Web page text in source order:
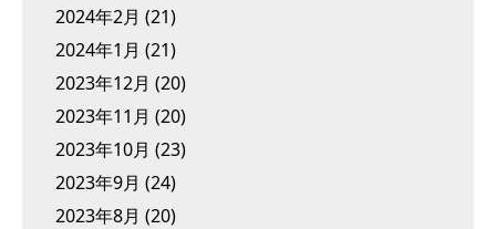
2024年2月 (21)
2024年1月 (21)
2023年12月 (20)
2023年11月 (20)
2023年10月 (23)
2023年9月 (24)
2023年8月 (20)